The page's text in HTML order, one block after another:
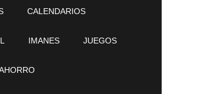
CALENDARIOS
IMANES JUEGOS